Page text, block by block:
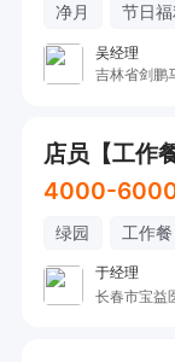
净月 节日
吴经理
吉林省剑鹏
店员【工作
4000-
绿园 工作餐
于经理
长春市宝益